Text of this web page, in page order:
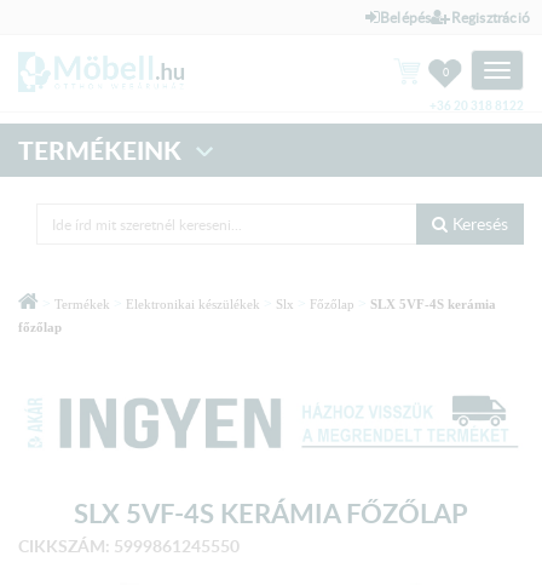
Belépés Regisztráció
Toggle
0
+36 20 318 8122
TERMÉKEINK
Keresés
Termékek Elektronikai készülékek Slx Főzőlap
SLX 5VF-4S kerámia
főzőlap
SLX 5VF-4S KERÁMIA FŐZŐLAP
CIKKSZÁM: 5999861245550